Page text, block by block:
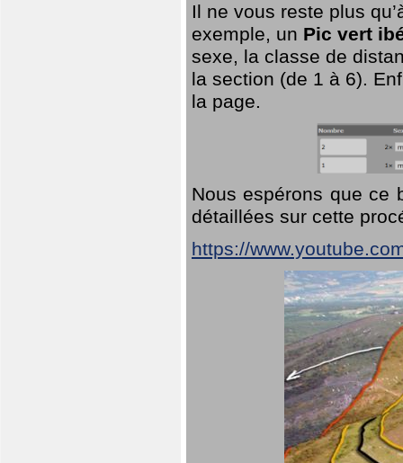
Il ne vous reste plus
exemple, un Pic vert
sexe, la classe de
la section (de 1 à 6).
la page.
Nous espérons que ce
détaillées sur cette
https://